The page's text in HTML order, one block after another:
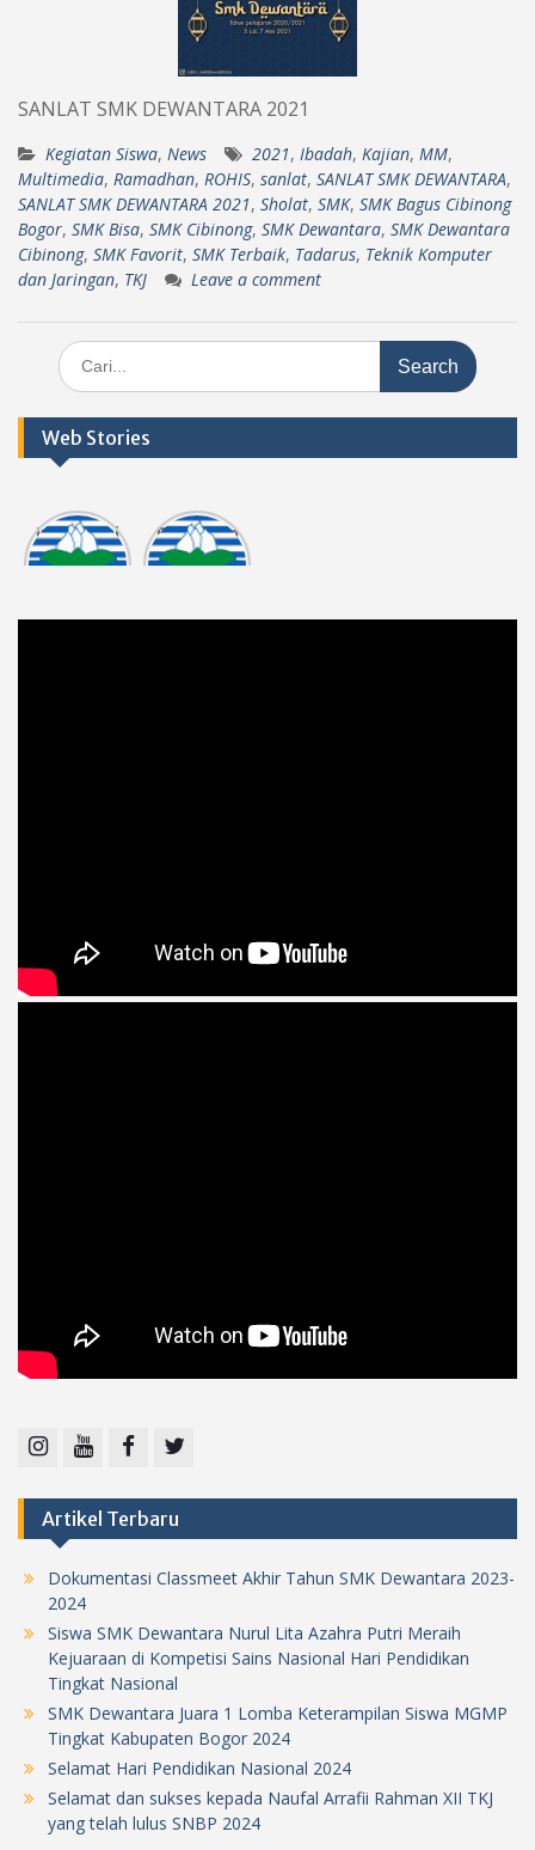
SANLAT SMK DEWANTARA 2021
Kegiatan Siswa, News 2021, Ibadah, Kajian, MM,
Multimedia, Ramadhan, ROHIS, sanlat, SANLAT SMK DEWANTARA,
SANLAT SMK DEWANTARA 2021, Sholat, SMK, SMK Bagus Cibinong
Bogor, SMK Bisa, SMK Cibinong, SMK Dewantara, SMK Dewantara
Cibinong, SMK Favorit, SMK Terbaik, Tadarus, Teknik Komputer
dan Jaringan, TKJ Leave a comment
Search
for:
Web Stories
Informasi
Dokumen
tasi
Artikel Terbaru
Dokumentasi Classmeet Akhir Tahun SMK Dewantara 2023-
2024
Siswa SMK Dewantara Nurul Lita Azahra Putri Meraih
Kejuaraan di Kompetisi Sains Nasional Hari Pendidikan
Tingkat Nasional
SMK Dewantara Juara 1 Lomba Keterampilan Siswa MGMP
Tingkat Kabupaten Bogor 2024
Selamat Hari Pendidikan Nasional 2024
Selamat dan sukses kepada Naufal Arrafii Rahman XII TKJ
yang telah lulus SNBP 2024